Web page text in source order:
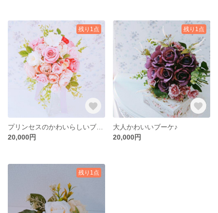
残り1点
20,000円
残り1点
大人かわいいブーケ♪
20,000円
残り1点